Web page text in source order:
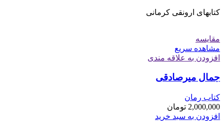
کتابهای ارونقی کرمانی
مقایسه
مشاهده سریع
افزودن به علاقه مندی
جمال میرصادقی
کتاب رمان
2,000,000 تومان
افزودن به سبد خرید